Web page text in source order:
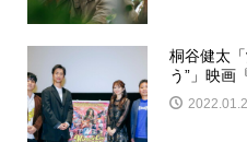
桐谷健太
う”」映画